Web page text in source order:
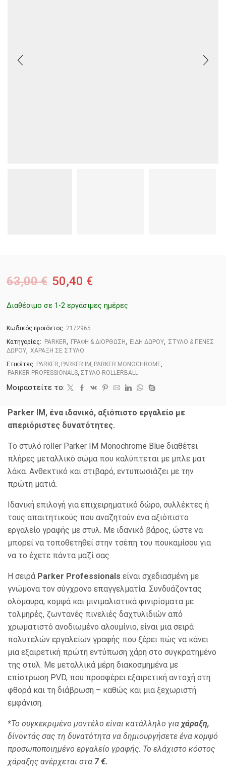
63,00€ 50,40 €
Διαθέσιμο σε 1-2 εργάσιμες ημέρες
Κωδικός προϊόντος: 2172965
Κατηγορίες:
PARKER, ΓΡΑΦΗ & ΔΙΟΡΘΩΣΗ, ΕΙΔΗ ΔΩΡΟΥ, ΣΤΥΛΟ & ΠΕΝΕΣ
ΔΩΡΟΥ, ΧΑΡΑΞΗ ΣΕ ΣΤΥΛΟ
Ετικέτες: PARKER, PARKER IM, PARKER MONOCHROME,
PARKER PROFESSIONALS, ΣΤΥΛΟ ROLLERBALL
Μοιραστείτε το:
Parker IM, ένα ιδανικό, αξιόπιστο εργαλείο με
απεριόριστες δυνατότητες.
Το στυλό roller Parker IM Monochrome Blue διαθέτει
πλήρες μεταλλικό σώμα που καλύπτεται με μπλε ματ
λάκα. Ανθεκτικό και στιβαρό, εντυπωσιάζει με την
πρώτη ματιά.
Ιδανική επιλογή για επιχειρηματικό δώρο, συλλέκτες ή
τους απαιτητικούς που αναζητούν ένα αξιόπιστο
εργαλείο γραφής με στυλ. Με ιδανικό βάρος, ώστε να
μπορεί να τοποθετηθεί στην τσέπη του πουκαμίσου για
να το έχετε πάντα μαζί σας.
Η σειρά Parker Professionals είναι σχεδιασμένη με
γνώμονα τον σύγχρονο επαγγελματία. Συνδυάζοντας
ολόμαυρα, κομψά και μινιμαλιστικά φινιρίσματα με
τολμηρές, ζωντανές πινελιές δαχτυλιδιών από
χρωματιστό ανοδιωμένο αλουμίνιο, είναι μια σειρά
πολυτελών εργαλείων γραφής που ξέρει πώς να κάνει
μια εξαιρετική πρώτη εντύπωση χάρη στο συγκρατημένο
της στυλ. Με μεταλλικά μέρη διακοσμημένα με
επίστρωση PVD, που προσφέρει εξαιρετική αντοχή στη
φθορά και τη διάβρωση – καθώς και μια ξεχωριστή
εμφάνιση.
*Το συγκεκριμένο μοντέλο είναι κατάλληλο για χάραξη,
δίνοντάς σας τη δυνατότητα να δημιουργήσετε ένα κομψό
προσωποποιημένο εργαλείο γραφής. Το ελάχιστο κόστος
χάραξης ανέρχεται στα 7 €.